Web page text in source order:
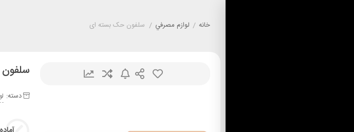
خانه / لوازم مصرفي / سلفون حک بسته ای
دسته: